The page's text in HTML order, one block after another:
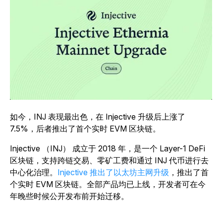
如今，INJ 表现最出色，在 Injective 升级后上涨了
7.5%，后者推出了首个实时 EVM 区块链。
Injective （INJ） 成立于 2018 年，是一个 Layer-1 DeFi
区块链，支持跨链交易、零矿工费和通过 INJ 代币进行去
中心化治理。 Injective 推出了以太坊主网升级 ，推出了首
个实时 EVM 区块链。全部产品均已上线，开发者可在今
年晚些时候公开发布前开始迁移。